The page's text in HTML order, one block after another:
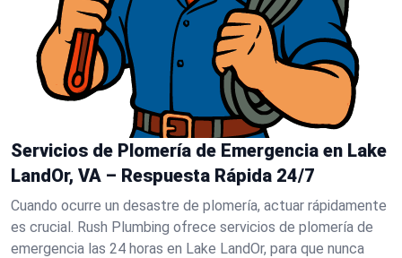
Servicios de Plomería de Emergencia en Lake
LandOr, VA – Respuesta Rápida 24/7
Cuando ocurre un desastre de plomería, actuar rápidamente
es crucial. Rush Plumbing ofrece servicios de plomería de
emergencia las 24 horas en Lake LandOr, para que nunca